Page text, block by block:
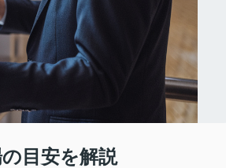
目安を解説